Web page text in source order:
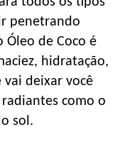
penetrando
de Coco é
hidratação,
deixar você
como o
sol.